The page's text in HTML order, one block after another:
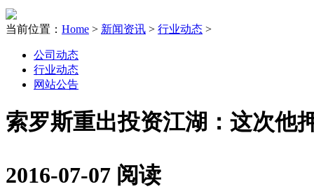
当前位置： Home > 新闻资讯 > 行业动态 >
公司动态
行业动态
网站公告
索罗斯重出投资江湖：这次他
2016-07-07 阅读